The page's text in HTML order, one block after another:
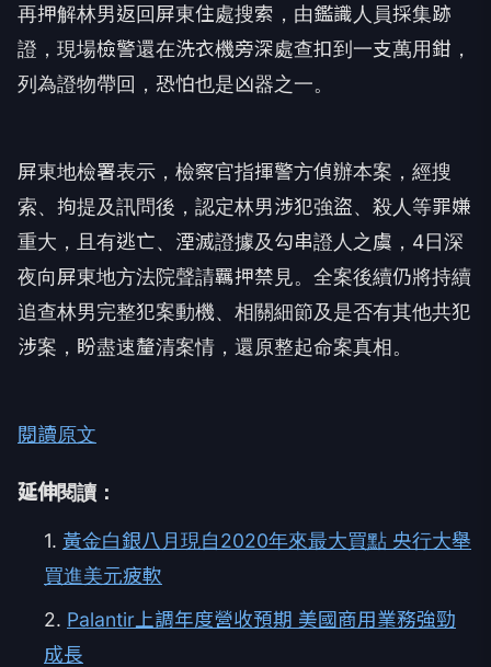
再押解林男返回屏東住處搜索，由鑑識人員採集跡
證，現場檢警還在洗衣機旁深處查扣到一支萬用鉗，
列為證物帶回，恐怕也是凶器之一。
屏東地檢署表示，檢察官指揮警方偵辦本案，經搜
索、拘提及訊問後，認定林男涉犯強盜、殺人等罪嫌
重大，且有逃亡、湮滅證據及勾串證人之虞，4日深
夜向屏東地方法院聲請羈押禁見。全案後續仍將持續
追查林男完整犯案動機、相關細節及是否有其他共犯
涉案，盼盡速釐清案情，還原整起命案真相。
閱讀原文
延伸閱讀：
1. 黃金白銀八月現自2020年來最大買點 央行大舉
買進美元疲軟
2. Palantir上調年度營收預期 美國商用業務強勁
成長